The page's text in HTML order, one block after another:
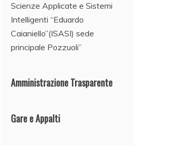
Scienze Applicate e Sistemi
Intelligenti “Eduardo
Caianiello”(ISASI) sede
principale Pozzuoli”
Amministrazione Trasparente
Gare e Appalti